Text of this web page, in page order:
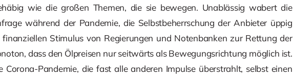
wie die großen Themen, die sie bewegen. Unablässig wabert die
während der Pandemie, die Selbstbeherrschung der Anbieter üppig
Stimulus von Regierungen und Notenbanken zur Rettung der
dass den Ölpreisen nur seitwärts als Bewegungsrichtung möglich ist.
Pandemie, die fast alle anderen Impulse überstrahlt, selbst einen